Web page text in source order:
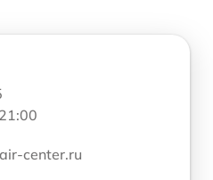
center.ru